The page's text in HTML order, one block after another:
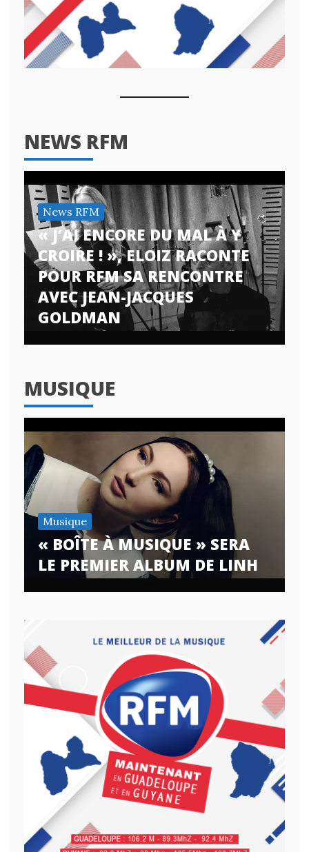
NEWS RFM
News RFM
« J’AI ENCORE DU MAL À Y
CROIRE ! », ELOIZ RACONTE
POUR RFM SA RENCONTRE
AVEC JEAN-JACQUES
GOLDMAN
MUSIQUE
Musique
« BOÎTE À MUSIQUE » SERA
LE PREMIER ALBUM DE LINH